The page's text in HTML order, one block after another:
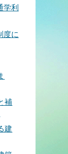
学利
度に
補
建